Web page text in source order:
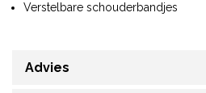
Verstelbare schouderbandjes
Advies